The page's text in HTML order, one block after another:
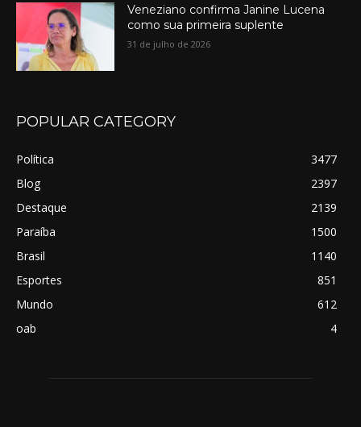
Veneziano confirma Janine Lucena
como sua primeira suplente
31 de julho de 2026
POPULAR CATEGORY
Política
3477
Blog
2397
Destaque
2139
Paraíba
1500
Brasil
1140
Esportes
851
Mundo
612
oab
4